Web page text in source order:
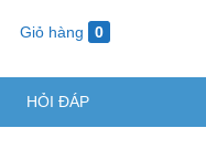
Giỏ hàng 0
HỎI ĐÁP